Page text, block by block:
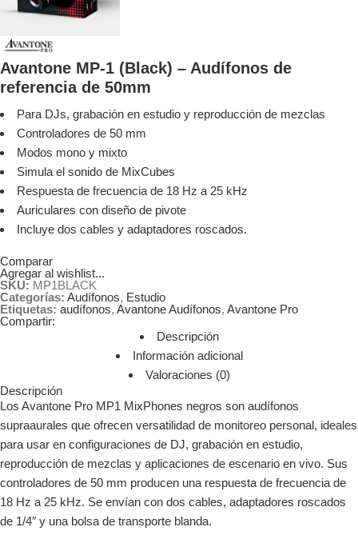
Avantone MP-1 (Black) – Audífonos de
referencia de 50mm
Para DJs, grabación en estudio y reproducción de mezclas
Controladores de 50 mm
Modos mono y mixto
Simula el sonido de MixCubes
Respuesta de frecuencia de 18 Hz a 25 kHz
Auriculares con diseño de pivote
Incluye dos cables y adaptadores roscados.
Comparar
Agregar al wishlist...
SKU: MP1BLACK
Categorías: Audífonos, Estudio
Etiquetas: audífonos, Avantone Audífonos, Avantone Pro
Compartir:
Descripción
Información adicional
Valoraciones (0)
Descripción
Los Avantone Pro MP1 MixPhones negros son audífonos
supraaurales que ofrecen versatilidad de monitoreo personal, ideales
para usar en configuraciones de DJ, grabación en estudio,
reproducción de mezclas y aplicaciones de escenario en vivo. Sus
controladores de 50 mm producen una respuesta de frecuencia de
18 Hz a 25 kHz. Se envían con dos cables, adaptadores roscados
de 1/4″ y una bolsa de transporte blanda.